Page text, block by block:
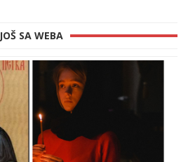
JOŠ SA WEBA